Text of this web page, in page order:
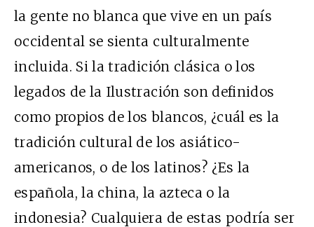
la gente no blanca que vive en un país
occidental se sienta culturalmente
incluida. Si la tradición clásica o los
legados de la Ilustración son definidos
como propios de los blancos, ¿cuál es la
tradición cultural de los asiático-
americanos, o de los latinos? ¿Es la
española, la china, la azteca o la
indonesia? Cualquiera de estas podría ser